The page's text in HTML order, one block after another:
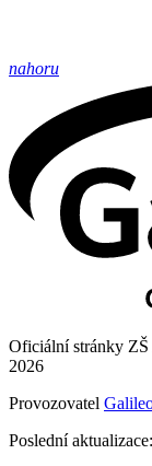
nahoru
Oficiální stránky
2026
Provozovatel
Poslední